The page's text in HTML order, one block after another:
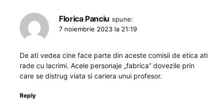
Florica Panciu spune:
7 noiembrie 2023 la 21:19
De ati vedea cine face parte din aceste comisii de etica ati
rade cu lacrimi. Acele personaje „fabrica” dovezile prin
care se distrug viata si cariera unui profesor.
Reply